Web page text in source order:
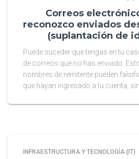
Correos
reconozco enviados
(suplantación de
Puede suceder que tengas en tu
de correos que no has enviado.
nombres de remitente pueden
que hayan ingresado a tu cuenta,
INFRAESTRUCTURA Y TECNOLOGÍA (IT)